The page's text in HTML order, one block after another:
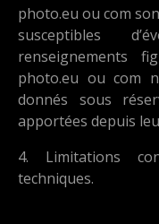
photo.eu ou com
susceptibles
renseignements
photo.eu ou com
donnés sous
apportées depuis
4. Limitations
techniques.